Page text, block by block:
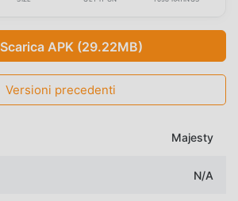
Scarica APK (29.22MB)
Versioni precedenti
Majesty
N/A